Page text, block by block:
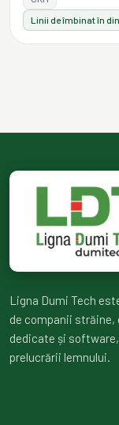
Linii de îmbinat în
Ligna Dumi Tech
de companii străine,
dedicate și
prelucrării lemnului.